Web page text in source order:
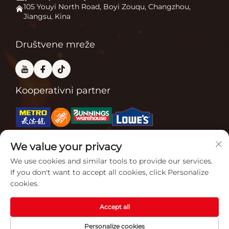
Primjena
Često Postavljana Pitanja
Peć za pizzu
105 Youyi North Road, Boyi Zouqu, Changzhou,
Jiangsu, Kina
Društvene mreže
Kooperativni partner
Povezane certifikacije
Copyright © 2026 Jiangsu Gardensun Furnace Co., Ltd. Sva prava su
rezervirana. -Politika privatnosti
We value your privacy
We use cookies and similar tools to provide our services.
If you don't want to accept all cookies, click Personalize
cookies.
Personalize cookies
Accept all